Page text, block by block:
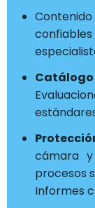
cámara
procesos
Informes